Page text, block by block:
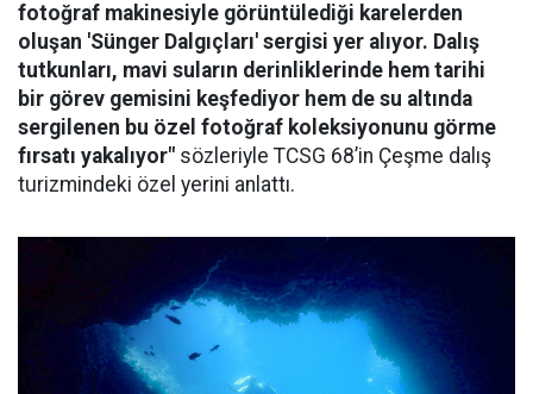
fotoğraf makinesiyle görüntülediği karelerden
oluşan 'Sünger Dalgıçları' sergisi yer alıyor. Dalış
tutkunları, mavi suların derinliklerinde hem tarihi
bir görev gemisini keşfediyor hem de su altında
sergilenen bu özel fotoğraf koleksiyonunu görme
fırsatı yakalıyor" sözleriyle TCSG 68’in Çeşme dalış
turizmindeki özel yerini anlattı.